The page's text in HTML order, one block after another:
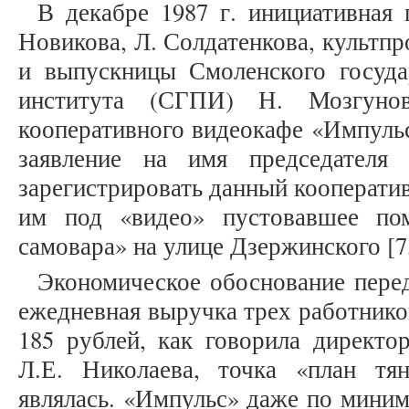
В декабре 1987 г.
Новикова, Л. Солдатенкова,
и выпускницы Смоленского
института (СГПИ) Н.
кооперативного видеокафе
заявление на имя
зарегистрировать данный
им под «видео» пустовавшее
самовара» на улице Дзержинского
Экономическое обоснование
ежедневная выручка трех
185 рублей, как говорила
Л.Е. Николаева, точка «план
являлась. «Импульс» даже по